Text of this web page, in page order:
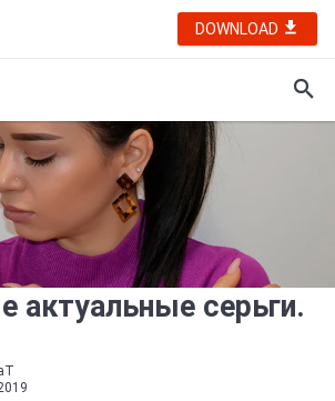
DOWNLOAD
актуальные серьги.